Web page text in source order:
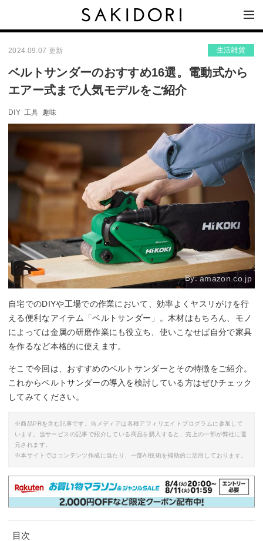
2024.09.07 更新 生活雑貨
ベルトサンダーのおすすめ16選。電動式から
エアー式まで人気モデルをご紹介
DIY 工具 趣味
By:amazon.co.jp
自宅でのDIYや工場での作業において、効率よくヤスリがけを行
える便利なアイテム「ベルトサンダー」。木材はもちろん、モノ
によっては金属の研磨作業にも役立ち、使いこなせば自分で家具
を作るなど本格的に使えます。
そこで今回は、おすすめのベルトサンダーとその特徴をご紹介。
これからベルトサンダーの導入を検討している方はぜひチェック
してみてください。
※商品PRを含む記事です。当メディアは各種アフィリエイトプログラムに参加して
います。当サービスの記事で紹介している商品を購入すると、売上の一部が弊社に還
元されます。
※本サイトではコンテンツ作成に当たり、一部AI技術を補助的に活用しております。
目次